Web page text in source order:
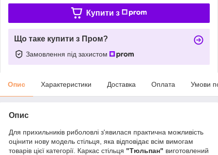
Купити з
Що таке купити з Пром?
Замовлення під захистом
Опис Характеристики Доставка Оплата Умови
Опис
Для прихильників риболовлі з'явилася практична можливість
оцінити нову модель стільця, яка відповідає всім вимогам
товарів цієї категорії. Каркас стільця "Тюльпан" виготовлений